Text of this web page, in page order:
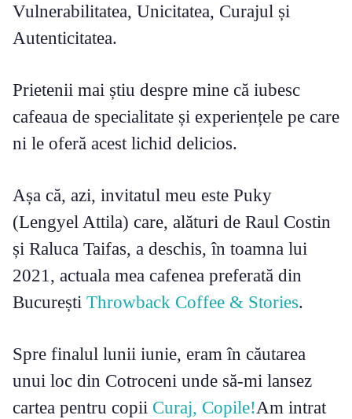
Vulnerabilitatea, Unicitatea, Curajul și
Autenticitatea.
Prietenii mai știu despre mine că iubesc
cafeaua de specialitate și experiențele pe care
ni le oferă acest lichid delicios.
Așa că, azi, invitatul meu este Puky
(Lengyel Attila) care, alături de Raul Costin
și Raluca Taifas, a deschis, în toamna lui
2021, actuala mea cafenea preferată din
București Throwback Coffee & Stories.
Spre finalul lunii iunie, eram în căutarea
unui loc din Cotroceni unde să-mi lansez
cartea pentru copii Curaj, Copile!Am intrat